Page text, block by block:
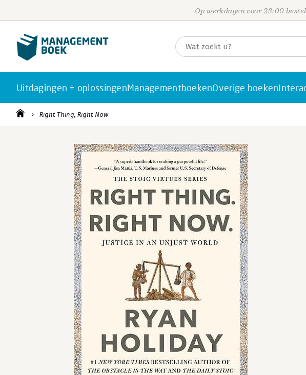
Op werkdagen voor 23:00
Uitdagingen + oplossingenManagementboekenOverige boeken
Right Thing, Right Now